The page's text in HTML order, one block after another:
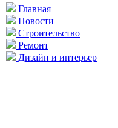
Главная
Новости
Строительство
Ремонт
Дизайн и интерьер